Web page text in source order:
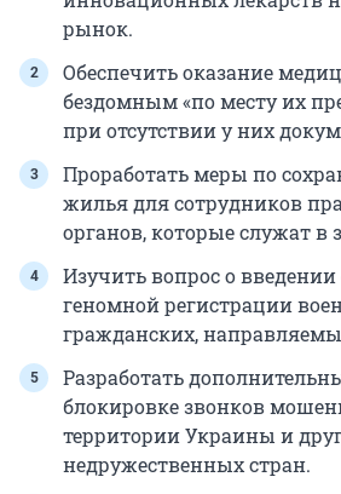
рынок.
Обеспечить оказание
бездомным «по месту их
при отсутствии у них
Проработать меры по
жилья для сотрудников
органов, которые служат в
Изучить вопрос о введении
геномной регистрации
гражданских,
Разработать
блокировке звонков
территории Украины и
недружественных стран.